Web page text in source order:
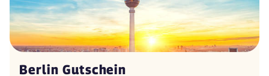
Berlin Gutschein